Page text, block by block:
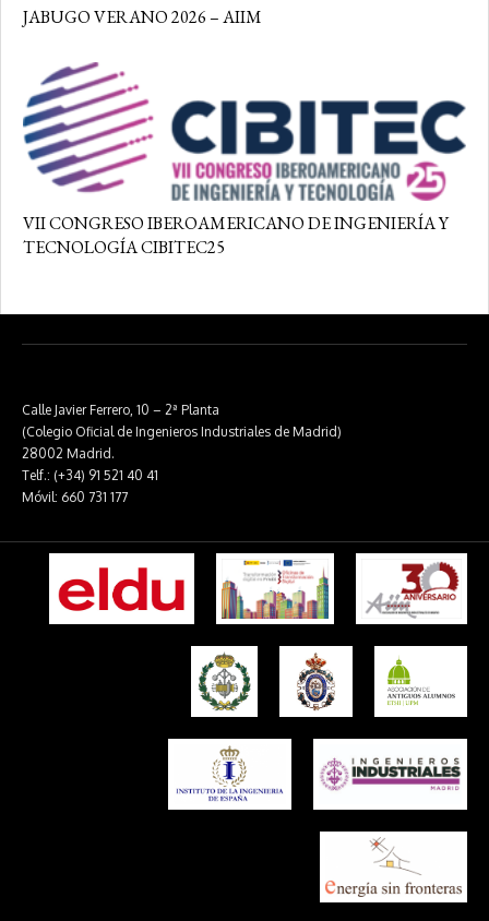
JABUGO VERANO 2026 – AIIM
VII CONGRESO IBEROAMERICANO DE INGENIERÍA Y
TECNOLOGÍA CIBITEC25
Calle Javier Ferrero, 10 – 2ª Planta
(Colegio Oficial de Ingenieros Industriales de Madrid)
28002 Madrid.
Telf.: (+34) 91 521 40 41
Móvil: 660 731 177